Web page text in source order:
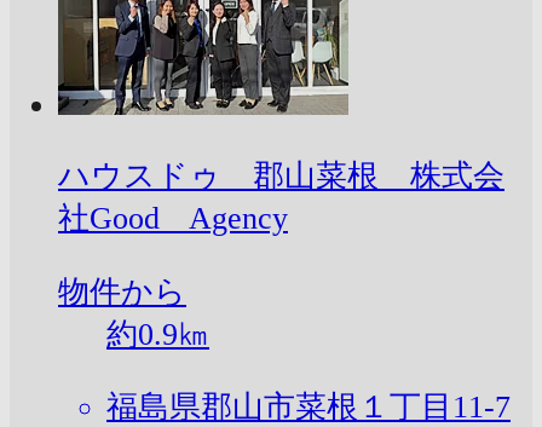
ハウスドゥ 郡山菜根 株式会
社Good Agency
物件から
約0.9㎞
福島県郡山市菜根１丁目11-7